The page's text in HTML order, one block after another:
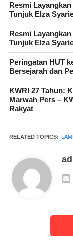
Kegiatan dihadiri
M.H. dan para
jajaran Polres
personel
Polres dan Ketua
keputusan
Pemberhentian
Lingkungan Polda
Prosesi Sertijab
pejabat yang
Resmi
Tunjuk Elza
Resmi
Tunjuk Elza
Peringatan HUT
Bersejarah dan
KWRI 27 Tahun:
Marwah Pers –
Rakyat
RELATED TOPICS: